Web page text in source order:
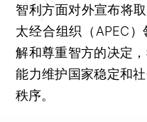
智利方面对外宣布将
太经合组织（APEC
解和尊重智方的决定
能力维护国家稳定和
秩序。